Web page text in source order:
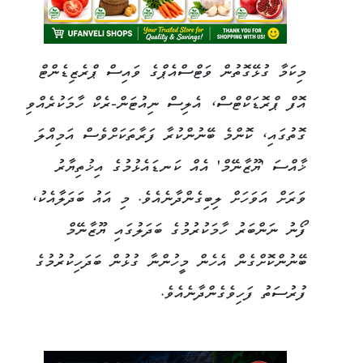
މިކަމާ ގުޅޭގޮތުން ވަޓްސްއެޕްގެ ވައިސް ޕްރެޒިޑެންޓް
އޮފް ޕްރޮޑަކްޓްސް، އެލިސް ނިއުޓަން-ރެކް ހާމަކުރެއްވި
ގޮތުގައި، ކޮންމެ ބޭނުންކުރާ ފަރާތަކަށްވެސް އަމިއްލަ
ޚާއްސަ 'ޔޫޒާނޭމް' އެއް ކަނޑައެޅުމުގެ އިޚުތިޔާރު
ވަރަށް އަވަހަށް ލިބިގެންދާނެއެވެ. މި އައު ބަދަލާއެކު،
ފޯނު ނަންބަރު ހާމަކުރުމުގެ ބަދަލުގައި ޔޫޒާނޭމް
ބޭނުންކޮށްގެން އެހެން މީހުންނާ ގުޅުން ބަދަހިކުރުމުގެ
ފުރުސަތު ފަހިވެގެންދާނެއެވެ.